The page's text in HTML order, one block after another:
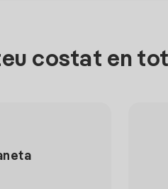
costat en